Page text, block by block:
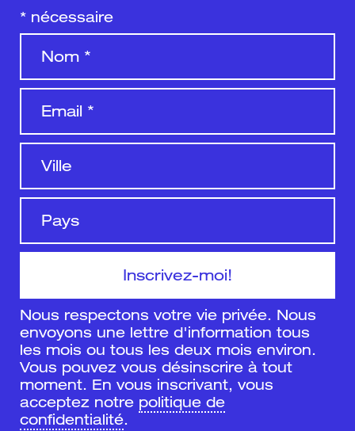
* nécessaire
Nous respectons votre vie privée. Nous
envoyons une lettre d'information tous
les mois ou tous les deux mois environ.
Vous pouvez vous désinscrire à tout
moment. En vous inscrivant, vous
acceptez notre politique de
confidentialité.